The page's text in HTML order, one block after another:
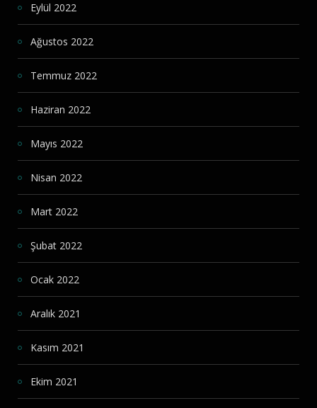
Eylül 2022
Ağustos 2022
Temmuz 2022
Haziran 2022
Mayıs 2022
Nisan 2022
Mart 2022
Şubat 2022
Ocak 2022
Aralık 2021
Kasım 2021
Ekim 2021